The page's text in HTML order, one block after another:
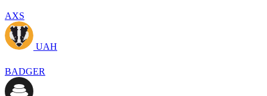
AXS
UAH
BADGER